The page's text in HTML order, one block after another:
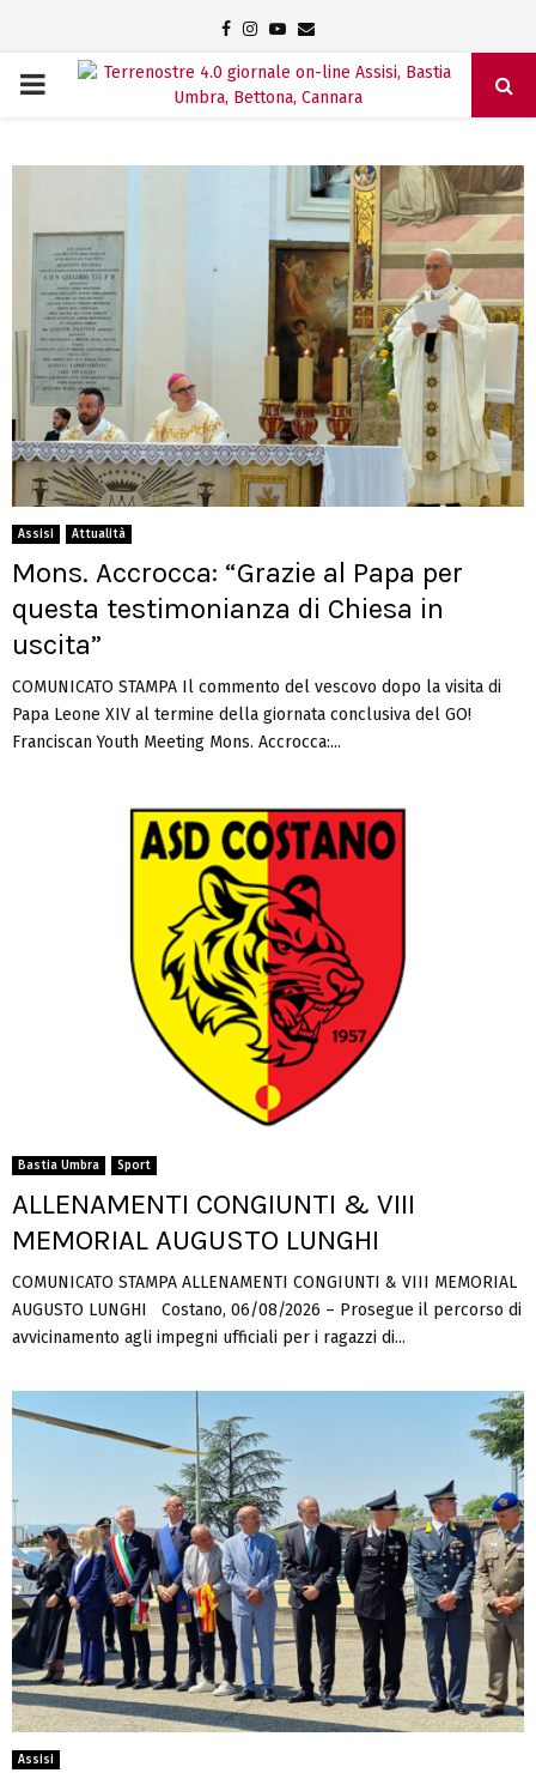
Facebook
Instagram
Youtube
Email
PRIMARY
Assisi Attualità
Mons. Accrocca: “Grazie al Papa per
questa testimonianza di Chiesa in
uscita”
COMUNICATO STAMPA Il commento del vescovo dopo la visita di
Papa Leone XIV al termine della giornata conclusiva del GO!
Franciscan Youth Meeting Mons. Accrocca:...
Bastia Umbra Sport
ALLENAMENTI CONGIUNTI & VIII
MEMORIAL AUGUSTO LUNGHI
COMUNICATO STAMPA ALLENAMENTI CONGIUNTI & VIII MEMORIAL
AUGUSTO LUNGHI Costano, 06/08/2026 – Prosegue il percorso di
avvicinamento agli impegni ufficiali per i ragazzi di...
Assisi